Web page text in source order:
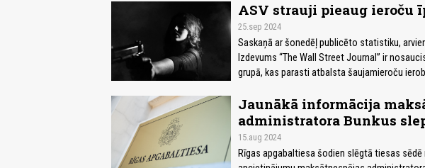
ASV strauji pieaug ieroču
25.sep 2024
Saskaņā ar šonedēļ publicēto statistiku,
Izdevums “The Wall Street Journal” ir
grupā, kas parasti atbalsta šaujamieroču
Jaunākā informācija
administratora Bunkus
15.aug 2024
Rīgas apgabaltiesa šodien slēgtā tiesas